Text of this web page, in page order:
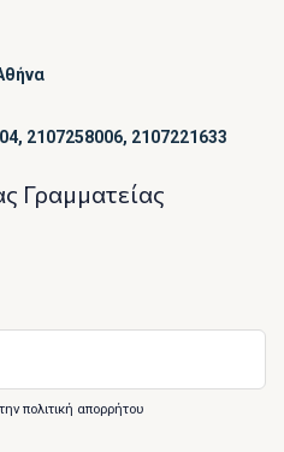
2107258006, 2107221633
Γραμματείας
πολιτική απορρήτου